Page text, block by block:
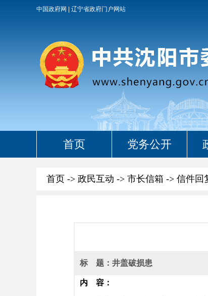
中国政府网 辽宁省政府门户网站
首页 党务公开
首页 -> 政民互动 -> 市长信箱 -> 信件回
标 题：井盖破损患
内 容：